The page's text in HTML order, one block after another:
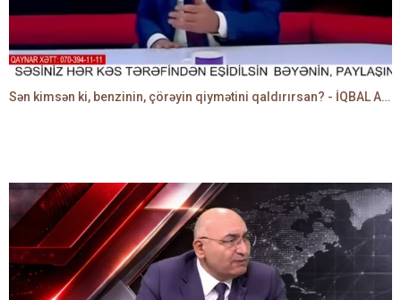
Sən kimsən ki, benzinin, çörəyin qiymətini qaldırırsan? - İQBAL AĞAZADƏ